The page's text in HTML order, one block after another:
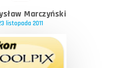
Marczyński
listopada 2011